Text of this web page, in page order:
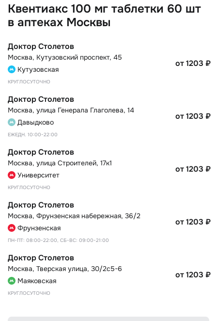
Квентиакс 100 мг таблетки 60 шт
в аптеках Москвы
Доктор Столетов
Москва, Кутузовский проспект, 45
Кутузовская
КРУГЛОСУТОЧНО
от 1203 ₽
Доктор Столетов
Москва, улица Генерала Глаголева, 14
Давыдково
ЕЖЕДН. 10:00-22:00
от 1203 ₽
Доктор Столетов
Москва, улица Строителей, 17к1
Университет
КРУГЛОСУТОЧНО
от 1203 ₽
Доктор Столетов
Москва, Фрунзенская набережная, 36/2
Фрунзенская
ПН-ПТ: 08:00-22:00, СБ-ВС: 09:00-21:00
от 1203 ₽
Доктор Столетов
Москва, Тверская улица, 30/2с5-6
Маяковская
КРУГЛОСУТОЧНО
от 1203 ₽